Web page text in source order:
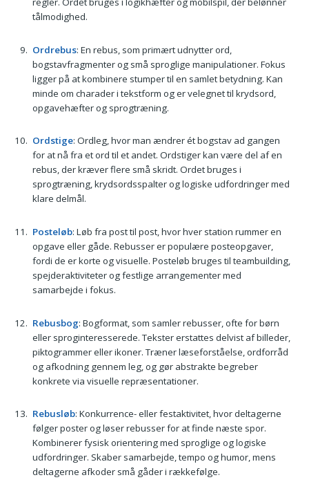
tålmodighed.
Ordrebus: En rebus, som primært udnytter ord,
bogstavfragmenter og små sproglige manipulationer. Fokus
ligger på at kombinere stumper til en samlet betydning. Kan
minde om charader i tekstform og er velegnet til krydsord,
opgavehæfter og sprogtræning.
Ordstige: Ordleg, hvor man ændrer ét bogstav ad gangen
for at nå fra et ord til et andet. Ordstiger kan være del af en
rebus, der kræver flere små skridt. Ordet bruges i
sprogtræning, krydsordsspalter og logiske udfordringer med
klare delmål.
Posteløb: Løb fra post til post, hvor hver station rummer en
opgave eller gåde. Rebusser er populære posteopgaver,
fordi de er korte og visuelle. Posteløb bruges til teambuilding,
spejderaktiviteter og festlige arrangementer med
samarbejde i fokus.
Rebusbog: Bogformat, som samler rebusser, ofte for børn
eller sproginteresserede. Tekster erstattes delvist af billeder,
piktogrammer eller ikoner. Træner læseforståelse, ordforråd
og afkodning gennem leg, og gør abstrakte begreber
konkrete via visuelle repræsentationer.
Rebusløb: Konkurrence- eller festaktivitet, hvor deltagerne
følger poster og løser rebusser for at finde næste spor.
Kombinerer fysisk orientering med sproglige og logiske
udfordringer. Skaber samarbejde, tempo og humor, mens
deltagerne afkoder små gåder i rækkefølge.